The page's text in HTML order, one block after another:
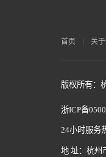
首页 关于
版权所有：
浙ICP备
24小时服务
地 址：杭州